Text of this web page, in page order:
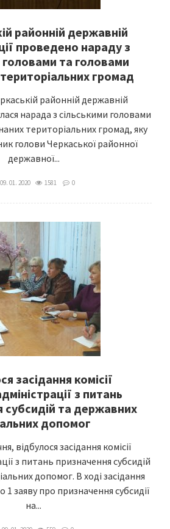
районній державній
проведено нараду з
головами та головами
громад
районній державній
нарада з сільськими головами
територіальних громад, яку
голови Черкаської районної
державної...
01. 2020 1581 0
засідання комісії
з питань
субсидій та державних
допомог
відбулося засідання комісії
з питань призначення субсидій
допомог. В ході засідання
1 заяву про призначення субсидії
на...